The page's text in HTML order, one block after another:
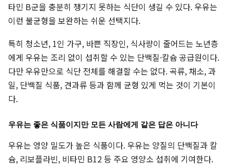
타민 B군을 충분히 챙기지 못하는 식단이 생길 수 있다. 우유는
이런 불균형을 보완하는 쉬운 선택지다.
특히 청소년, 1인 가구, 바쁜 직장인, 식사량이 줄어드는 노년층
에게 우유는 조리 없이 섭취할 수 있는 단백질·칼슘 공급원이다.
다만 우유만으로 식단 전체를 해결할 수는 없다. 곡류, 채소, 과
일, 단백질 식품, 견과류 등과 함께 균형 있게 먹는 것이 기본이
다.
우유는 좋은 식품이지만 모든 사람에게 같은 답은 아니다
우유는 영양 밀도가 높은 식품이다. 우유는 양질의 단백질과 칼
슘, 리보플라빈, 비타민 B12 등 주요 영양소 섭취에 기여한다.